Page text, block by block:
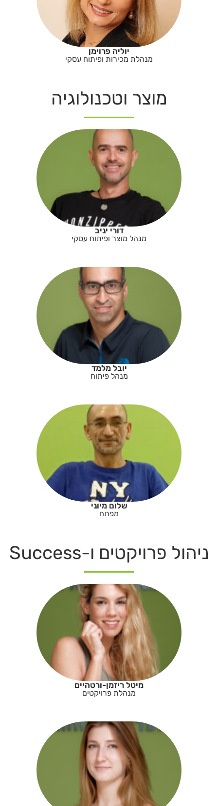
יוליה פרוימן
מנהלת מכירות ופיתוח עסקי
מוצר וטכנולוגיה
דורי יניב
מנהל מוצר ופיתוח עסקי
יובל מלמד
מנהל פיתוח
שלום מיוני
מפתח
ניהול פרויקטים ו-Success
מיטל ריזמן-ורטהיים
מנהלת פרויקטים